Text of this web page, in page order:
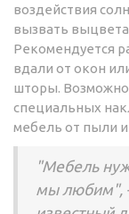
воздействия
вызвать
Рекомендуется
вдали от окон
шторы. Возможно,
специальных
мебель от пыли и
"Мебель
мы любим",